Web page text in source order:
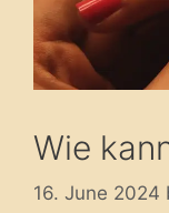
Wie
16. June 2024